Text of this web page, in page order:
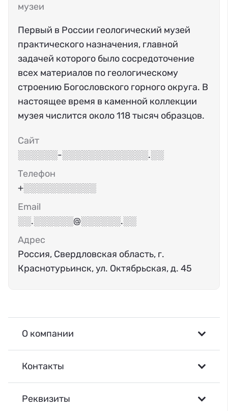
музеи
Первый в России геологический музей
практического назначения, главной
задачей которого было сосредоточение
всех материалов по геологическому
строению Богословского горного округа. В
настоящее время в каменной коллекции
музея числится около 118 тысяч образцов.
Сайт
░░░░░░-░░░░░░░░░░░░░.░░
Телефон
+░░░░░░░░░░░
Email
░░.░░░░░░@░░░░░░.░░
Адрес
Россия, Свердловская область, г.
Краснотурьинск, ул. Октябрьская, д. 45
О компании
Контакты
Реквизиты